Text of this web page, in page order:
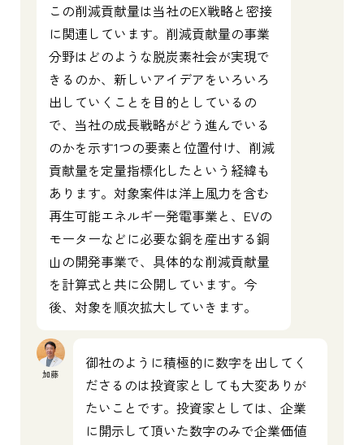
この削減貢献量は当社のEX戦略と密接
に関連しています。削減貢献量の事業
分野はどのような脱炭素社会が実現で
きるのか、新しいアイデアをいろいろ
出していくことを目的としているの
で、当社の成長戦略がどう進んでいる
のかを示す1つの要素と位置付け、削減
貢献量を定量指標化したという経緯も
あります。対象案件は洋上風力を含む
再生可能エネルギー発電事業と、EVの
モーターなどに必要な銅を産出する銅
山の開発事業で、具体的な削減貢献量
を計算式と共に公開しています。今
後、対象を順次拡大していきます。
加藤
御社のように積極的に数字を出してく
ださるのは投資家としても大変ありが
たいことです。投資家としては、企業
に開示して頂いた数字のみで企業価値